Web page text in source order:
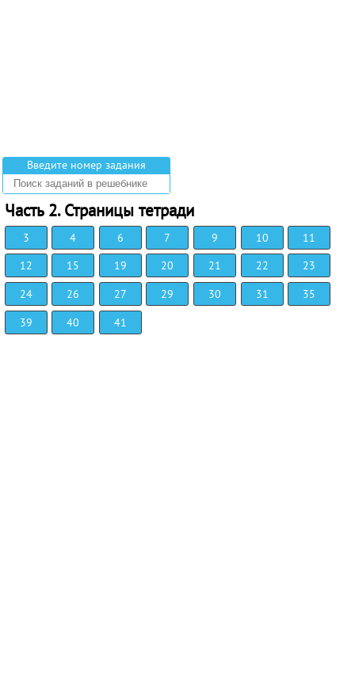
Введите номер задания
Часть 2. Страницы тетради
3 4 6 7 9 10
11
12
15 19 20 21 22
23
24
26 27 29 30 31
35
39
40 41